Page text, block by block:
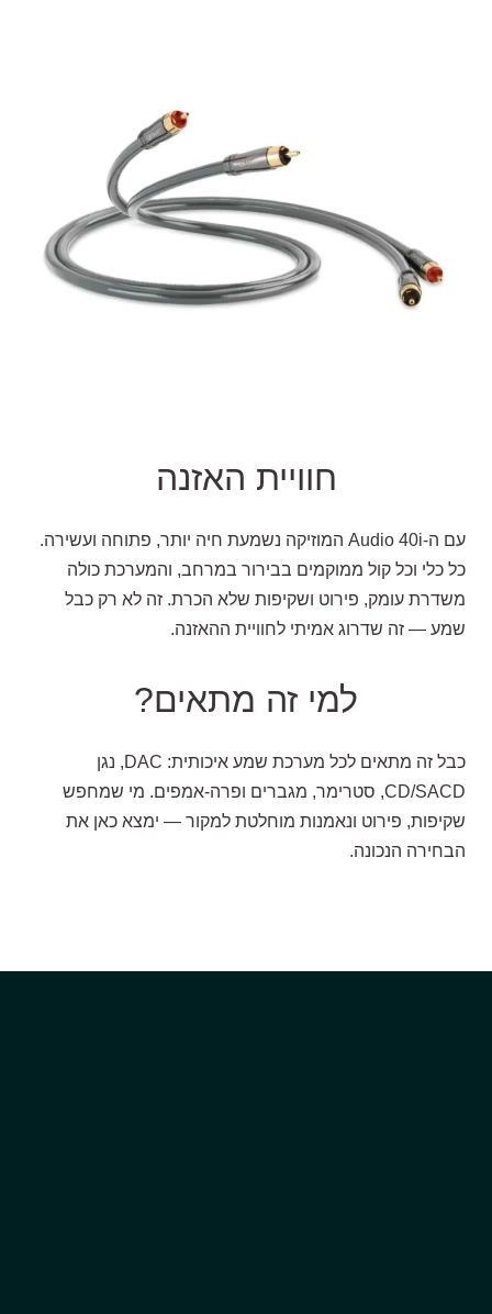
חוויית האזנה
עם ה-Audio 40i המוזיקה נשמעת חיה יותר, פתוחה ועשירה.
כל כלי וכל קול ממוקמים בבירור במרחב, והמערכת כולה
משדרת עומק, פירוט ושקיפות שלא הכרת. זה לא רק כבל
שמע — זה שדרוג אמיתי לחוויית ההאזנה.
למי זה מתאים?
כבל זה מתאים לכל מערכת שמע איכותית: DAC, נגן
CD/SACD, סטרימר, מגברים ופרה-אמפים. מי שמחפש
שקיפות, פירוט ונאמנות מוחלטת למקור — ימצא כאן את
הבחירה הנכונה.